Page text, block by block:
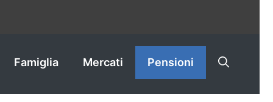
Famiglia Mercati Pensioni